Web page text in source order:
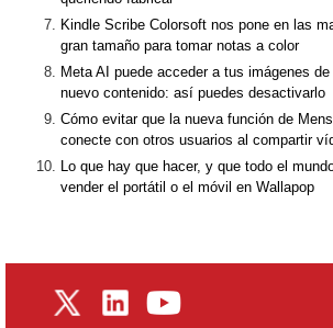
Kindle Scribe Colorsoft nos pone en las
gran tamaño para tomar notas a color
Meta AI puede acceder a tus imágenes
nuevo contenido: así puedes desactivarlo
Cómo evitar que la nueva función de
conecte con otros usuarios al compartir
Lo que hay que hacer, y que todo el
vender el portátil o el móvil en Wallapop